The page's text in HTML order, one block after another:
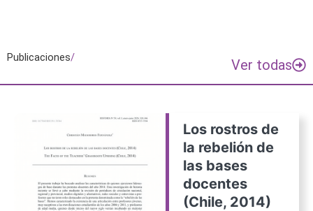
Publicaciones/ Ver todas
Los rostros de
la rebelión de
las bases
docentes
(Chile, 2014)